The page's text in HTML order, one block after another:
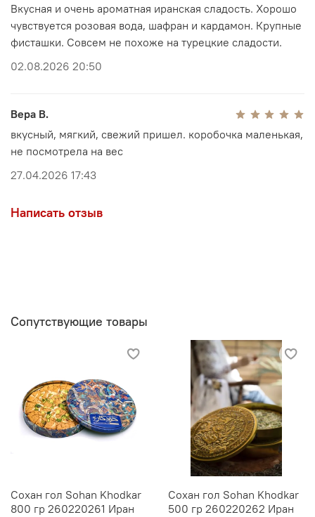
классический вкус без начинки и дополнительных
акцентов.
производителей Кума
поставки
Бережная упаковка и доставка по всей России
Состав: мука, пророщенные ростки пшеницы, яичный
розовая вода, кардамон, лимонная кислота
Вкусная и очень ароматная иранская сладость. Хорошо
чувствуется розовая вода, шафран и кардамон. Крупные
фисташки. Совсем не похоже на турецкие сладости.
02.08.2026 20:50
Вера В.
вкусный, мягкий, свежий пришел. коробочка маленькая,
не посмотрела на вес
27.04.2026 17:43
Написать отзыв
Сопутствующие товары
Сохан гол Sohan Khodkar
800 гр 260220261 Иран
Сохан гол Sohan Khodkar
500 гр 260220262 Иран